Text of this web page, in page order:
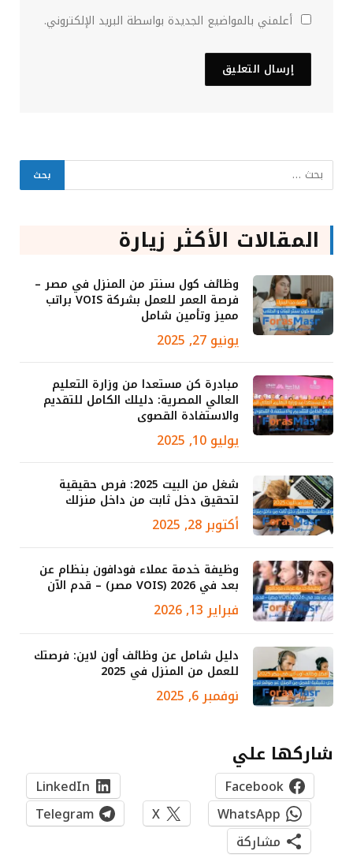
أعلمني بالمواضيع الجديدة بواسطة البريد الإلكتروني.
المقالات الأكثر زيارة
وظائف كول سنتر من المنزل في مصر –
فرصة العمر للعمل بشركة VOIS براتب
مميز وتأمين شامل
يونيو 27, 2025
مبادرة كن مستعدا من وزارة التعليم
العالي المصرية: دليلك الكامل للتقديم
والاستفادة القصوى
يوليو 10, 2025
شغل من البيت 2025: فرص حقيقية
لتحقيق دخل ثابت من داخل منزلك
أكتوبر 28, 2025
وظيفة خدمة عملاء فودافون بنظام عن
بعد في 2026 (VOIS مصر) – قدم الآن
فبراير 13, 2026
دليل شامل عن وظائف أون لاين: فرصتك
للعمل من المنزل في 2025
نوفمبر 6, 2025
شاركها علي
Facebook
LinkedIn
WhatsApp
X
Telegram
مشاركة